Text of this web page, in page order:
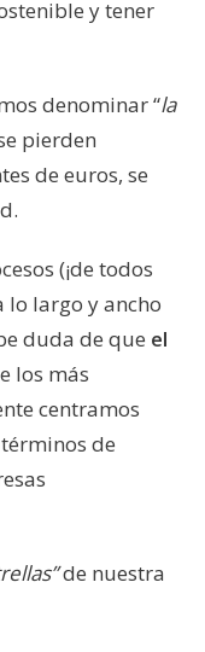
y tener
denominar “la
pierden
de euros, se
(¡de todos
lo largo y ancho
duda de que el
los más
centramos
de
de nuestra